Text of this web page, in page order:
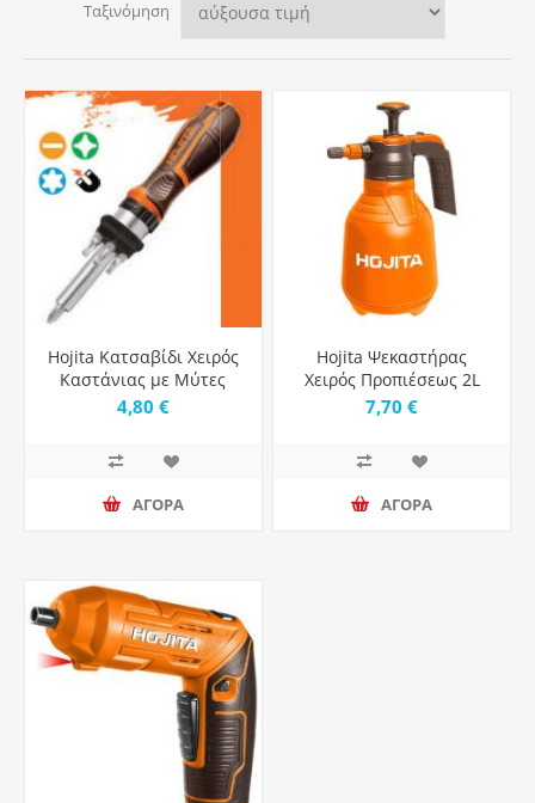
Ταξινόμηση
Hojita Κατσαβίδι Χειρός
Καστάνιας με Μύτες
8τμχ
4,80 €
ΑΓΟΡΑ
Hojita Ψεκαστήρας
Χειρός Προπιέσεως 2L
7,70 €
ΑΓΟΡΑ